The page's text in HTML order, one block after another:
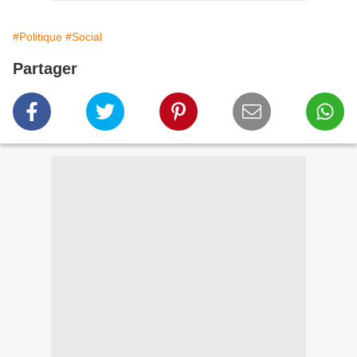
#Politique #Social
Partager